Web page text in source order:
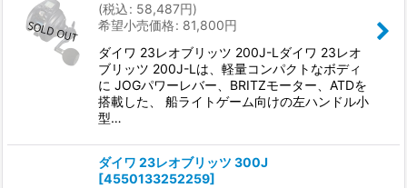
(税込: 58,487円)
希望小売価格: 81,800円
ダイワ 23レオブリッツ 200J-Lダイワ 23レオ
ブリッツ 200J-Lは、軽量コンパクトなボディ
に JOGパワーレバー、BRITZモーター、ATDを
搭載した、 船ライトゲーム向けの左ハンドル小
型…
ダイワ 23レオブリッツ 300J
[4550133252259]